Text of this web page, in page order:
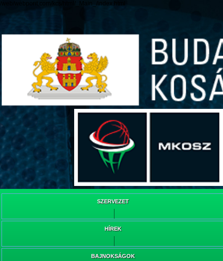
/web/webpont.com/kcs/html/_Main_/index.html
SZERVEZET
HÍREK
BAJNOKSÁGOK